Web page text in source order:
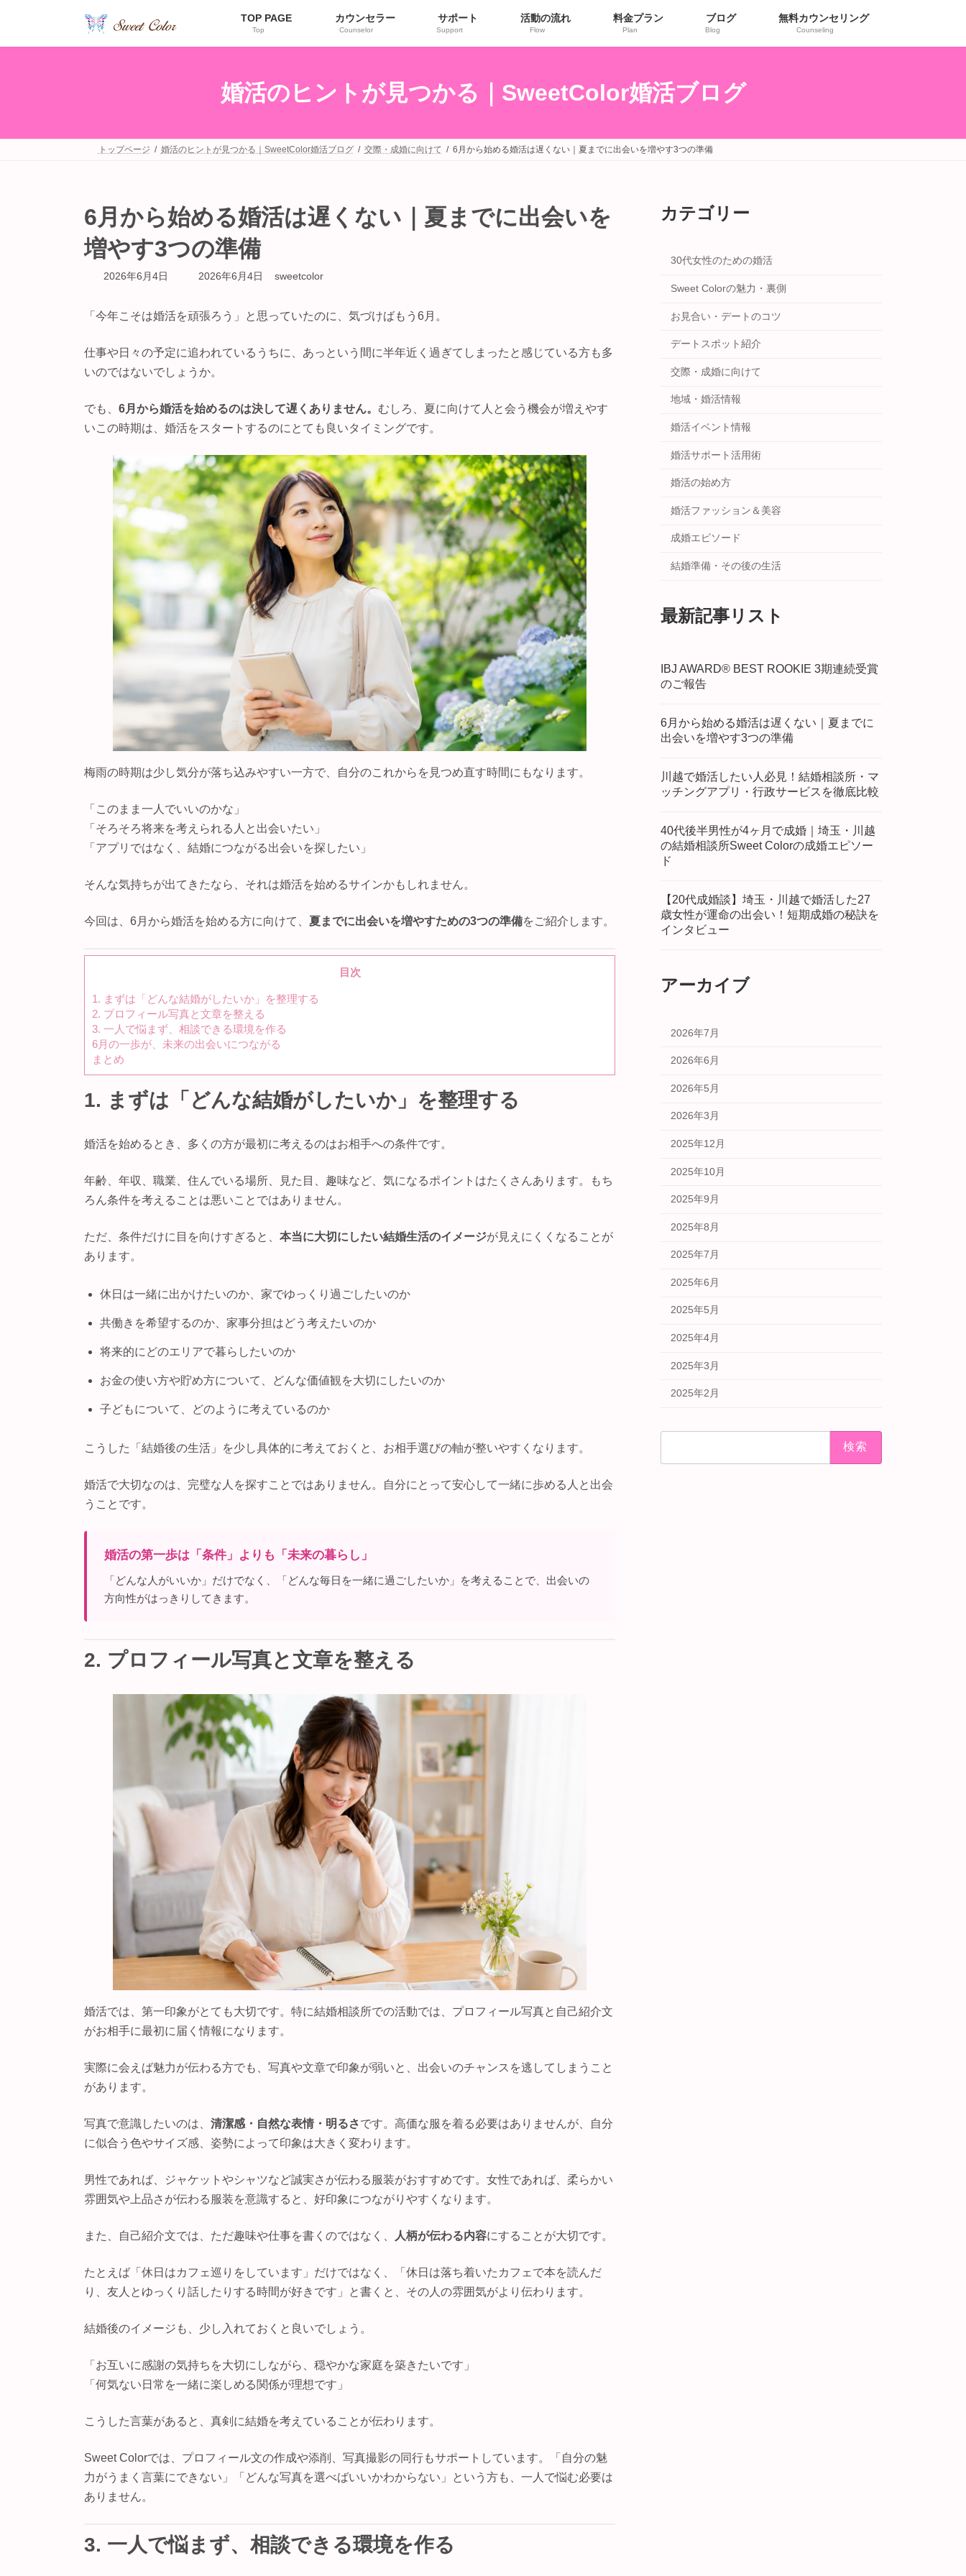
プ
動
TOP PAGE
Top
カウンセラー
Counselor
サポート
Support
活動の流れ
Flow
料金プラン
Plan
ブログ
Blog
無料カウンセリング
Counseling
婚活のヒントが見つかる｜SweetColor婚活ブログ
トップページ 婚活のヒントが見つかる｜SweetColor婚活ブログ 交際・成婚に向けて 6月から始める婚活は遅くない｜夏までに出会いを増やす3つの準備
6月から始める婚活は遅くない｜夏までに出会いを
増やす3つの準備
2026年6月4日
最
新
:
2026年6月4日 sweetcolor
「今年こそは婚活を頑張ろう」と思っていたのに、気づけばもう6月。
仕事や日々の予定に追われているうちに、あっという間に半年近く過ぎてしまったと感じている方も多
いのではないでしょうか。
でも、 6月から婚活を始めるのは決して遅くありません。 むしろ、夏に向けて人と会う機会が増えやす
いこの時期は、婚活をスタートするのにとても良いタイミングです。
梅雨の時期は少し気分が落ち込みやすい一方で、自分のこれからを見つめ直す時間にもなります。
「このまま一人でいいのかな」
「そろそろ将来を考えられる人と出会いたい」
「アプリではなく、結婚につながる出会いを探したい」
そんな気持ちが出てきたなら、それは婚活を始めるサインかもしれません。
今回は、6月から婚活を始める方に向けて、 夏までに出会いを増やすための3つの準備をご紹介します。
目次
1. まずは「どんな結婚がしたいか」を整理する
2. プロフィール写真と文章を整える
3. 一人で悩まず、相談できる環境を作る
6月の一歩が、未来の出会いにつながる
まとめ
1. まずは「どんな結婚がしたいか」を整理する
婚活を始めるとき、多くの方が最初に考えるのはお相手への条件です。
年齢、年収、職業、住んでいる場所、見た目、趣味など、気になるポイントはたくさんあります。もち
ろん条件を考えることは悪いことではありません。
ただ、条件だけに目を向けすぎると、 本当に大切にしたい結婚生活のイメージが見えにくくなることが
あります。
休日は一緒に出かけたいのか、家でゆっくり過ごしたいのか
共働きを希望するのか、家事分担はどう考えたいのか
将来的にどのエリアで暮らしたいのか
お金の使い方や貯め方について、どんな価値観を大切にしたいのか
子どもについて、どのように考えているのか
こうした「結婚後の生活」を少し具体的に考えておくと、お相手選びの軸が整いやすくなります。
婚活で大切なのは、完璧な人を探すことではありません。自分にとって安心して一緒に歩める人と出会
うことです。
婚活の第一歩は「条件」よりも「未来の暮らし」
「どんな人がいいか」だけでなく、「どんな毎日を一緒に過ごしたいか」を考えることで、出会いの
方向性がはっきりしてきます。
2. プロフィール写真と文章を整える
婚活では、第一印象がとても大切です。特に結婚相談所での活動では、プロフィール写真と自己紹介文
がお相手に最初に届く情報になります。
実際に会えば魅力が伝わる方でも、写真や文章で印象が弱いと、出会いのチャンスを逃してしまうこと
があります。
写真で意識したいのは、 清潔感・自然な表情・明るさです。高価な服を着る必要はありませんが、自分
に似合う色やサイズ感、姿勢によって印象は大きく変わります。
男性であれば、ジャケットやシャツなど誠実さが伝わる服装がおすすめです。女性であれば、柔らかい
雰囲気や上品さが伝わる服装を意識すると、好印象につながりやすくなります。
また、自己紹介文では、ただ趣味や仕事を書くのではなく、 人柄が伝わる内容にすることが大切です。
たとえば「休日はカフェ巡りをしています」だけではなく、「休日は落ち着いたカフェで本を読んだ
り、友人とゆっくり話したりする時間が好きです」と書くと、その人の雰囲気がより伝わります。
結婚後のイメージも、少し入れておくと良いでしょう。
「お互いに感謝の気持ちを大切にしながら、穏やかな家庭を築きたいです」
「何気ない日常を一緒に楽しめる関係が理想です」
こうした言葉があると、真剣に結婚を考えていることが伝わります。
Sweet Colorでは、プロフィール文の作成や添削、写真撮影の同行もサポートしています。「自分の魅
力がうまく言葉にできない」「どんな写真を選べばいいかわからない」という方も、一人で悩む必要は
ありません。
3. 一人で悩まず、相談できる環境を作る
カテゴリー
30代女性のための婚活
Sweet Colorの魅力・裏側
お見合い・デートのコツ
デートスポット紹介
交際・成婚に向けて
地域・婚活情報
婚活イベント情報
婚活サポート活用術
婚活の始め方
婚活ファッション＆美容
成婚エピソード
結婚準備・その後の生活
最新記事リスト
IBJ AWARD® BEST ROOKIE 3期連続受賞
のご報告
6月から始める婚活は遅くない｜夏までに
出会いを増やす3つの準備
川越で婚活したい人必見！結婚相談所・マ
ッチングアプリ・行政サービスを徹底比較
40代後半男性が4ヶ月で成婚｜埼玉・川越
の結婚相談所Sweet Colorの成婚エピソー
ド
【20代成婚談】埼玉・川越で婚活した27
歳女性が運命の出会い！短期成婚の秘訣を
インタビュー
アーカイブ
2026年7月
2026年6月
2026年5月
2026年3月
2025年12月
2025年10月
2025年9月
2025年8月
2025年7月
2025年6月
2025年5月
2025年4月
2025年3月
2025年2月